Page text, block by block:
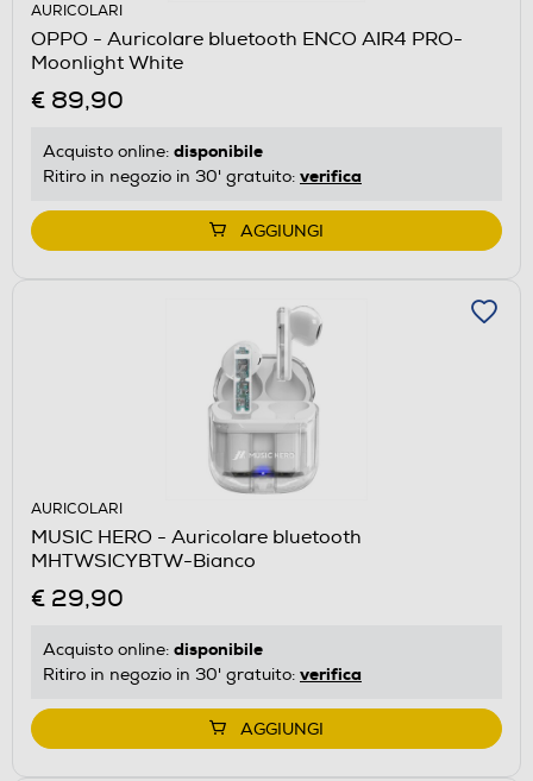
AURICOLARI
OPPO - Auricolare bluetooth ENCO AIR4 PRO-
Moonlight White
€ 89,90
Acquisto online: disponibile
Ritiro in negozio in 30' gratuito: verifica
AGGIUNGI
AURICOLARI
MUSIC HERO - Auricolare bluetooth
MHTWSICYBTW-Bianco
€ 29,90
Acquisto online: disponibile
Ritiro in negozio in 30' gratuito: verifica
AGGIUNGI